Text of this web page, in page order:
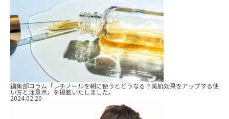
編集部コラム「レチノールを朝に使うとどうなる？美肌効果をアップする使
い方と注意点」を掲載いたしました。
2024.02.20